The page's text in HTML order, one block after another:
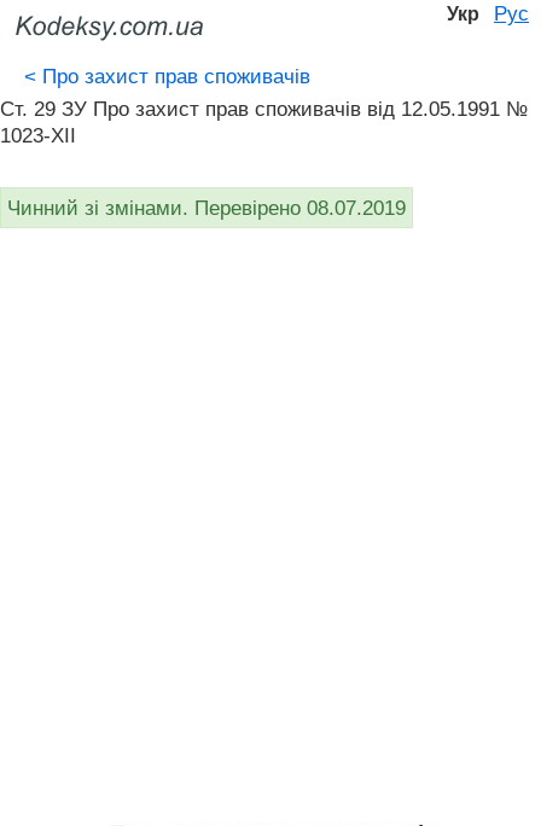
Укр Рус
< Про захист прав споживачів
Ст. 29 ЗУ Про захист прав споживачів вiд 12.05.1991 №
1023-XII
Чинний зі змінами. Перевірено 08.07.2019